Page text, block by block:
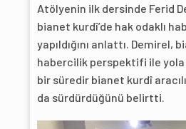
Atölyenin ilk dersinde Ferid
bianet kurdî’de hak odaklı
yapıldığını anlattı. Demirel,
habercilik perspektifi ile yola
bir süredir bianet kurdî
da sürdürdüğünü belirtti.